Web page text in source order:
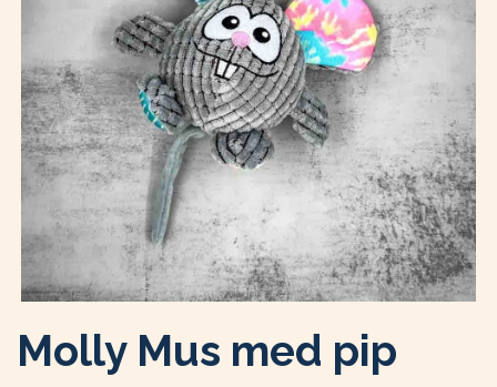
Molly Mus med pip